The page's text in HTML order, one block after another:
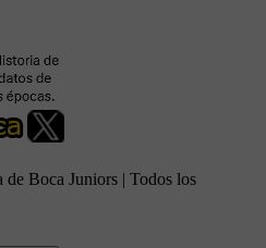
Boca Juniors | Todos los